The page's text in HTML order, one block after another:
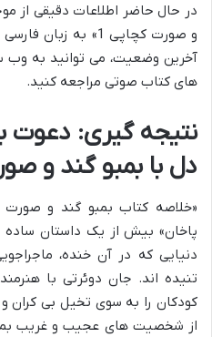
در حال حاضر اطلاعات دقیقی از
و صورت کچاپی 1» به
آخرین وضعیت، می توانید به وب
های کتاب صوتی مراجعه کنید.
نتیجه گیری: دعوت
دل با بمبو گند و
پاخان» بیش از یک داستان
دنیایی که در آن خنده،
تنیده اند. جان دوئرتی با
کودکان را به سوی تخیل بی
از شخصیت های عجیب و غریب